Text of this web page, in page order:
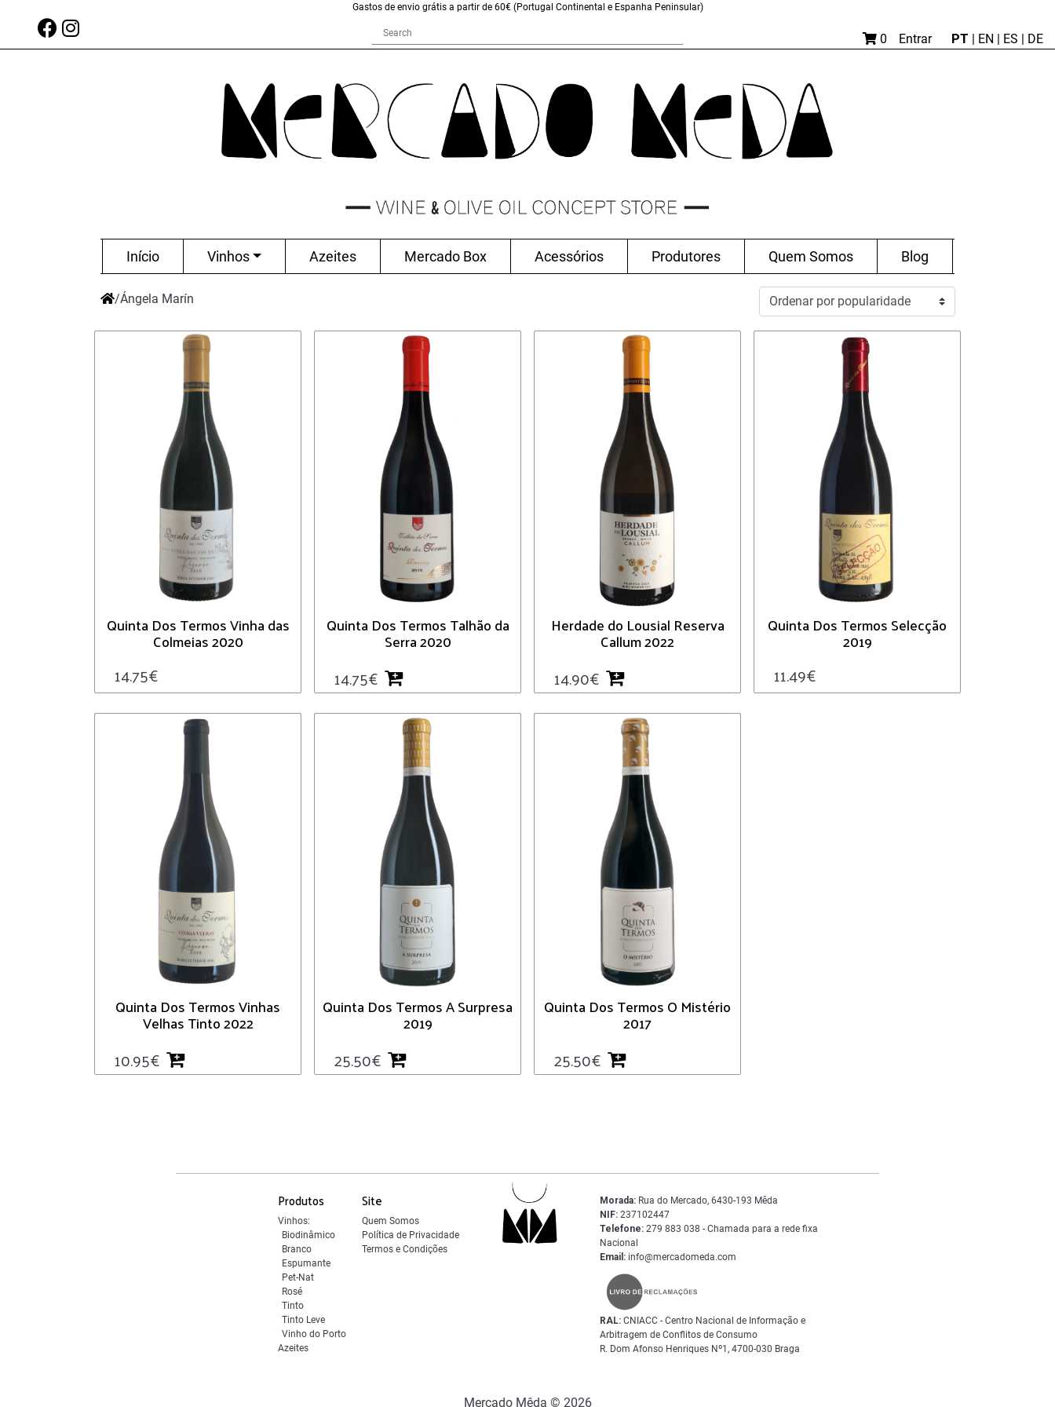
Gastos de envio grátis a partir de 60€ (Portugal Continental e Espanha Peninsular)
0 Entrar PT | EN | ES | DE
Início Vinhos Azeites Mercado Box Acessórios Produtores Quem Somos Blog
/Ángela Marín
Quinta Dos Termos Vinha das
Colmeias 2020
14.75€
Quinta Dos Termos Talhão da
Serra 2020
14.75€
Herdade do Lousial Reserva
Callum 2022
14.90€
Quinta Dos Termos Selecção
2019
11.49€
Quinta Dos Termos Vinhas
Velhas Tinto 2022
10.95€
Quinta Dos Termos A Surpresa
2019
25.50€
Quinta Dos Termos O Mistério
2017
25.50€
Produtos
Vinhos:
Biodinâmico
Branco
Espumante
Pet-Nat
Rosé
Tinto
Tinto Leve
Vinho do Porto
Azeites
Site
Quem Somos
Política de Privacidade
Termos e Condições
Morada:Rua do Mercado, 6430-193 Mêda
NIF:237102447
Telefone:279 883 038 - Chamada para a rede fixa
Nacional
Email:info@mercadomeda.com
RAL:CNIACC - Centro Nacional de Informação e
Arbitragem de Conflitos de Consumo
R. Dom Afonso Henriques Nº1, 4700-030 Braga
Mercado Mêda © 2026